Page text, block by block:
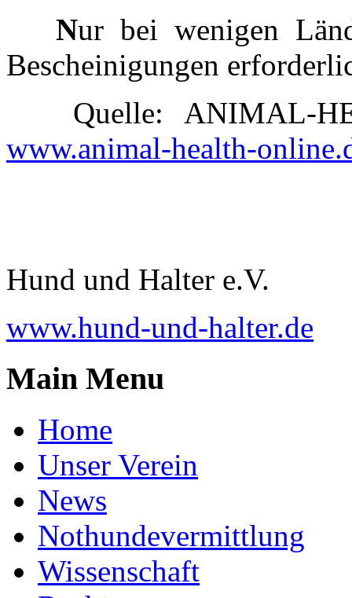
Nur bei wenigen
Bescheinigungen
Quelle: ANIMAL-
www.animal-health-
Hund und Halter e.V.
www.hund-und-halter.de
Main Menu
Home
Unser Verein
News
Nothundevermittlung
Wissenschaft